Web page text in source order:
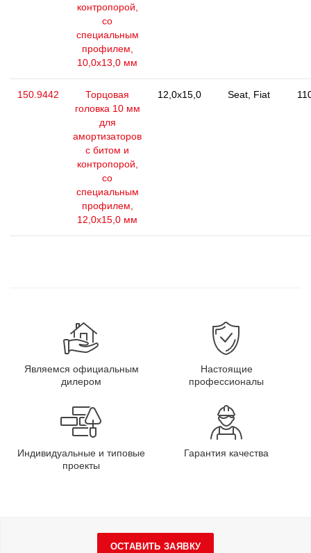
контропорой,
со
специальным
профилем,
10,0х13,0 мм
150.9442
Торцовая
головка 10 мм
для
амортизаторов
с битом и
контропорой,
со
специальным
профилем,
12,0х15,0 мм
12,0x15,0 Seat, Fiat
Являемся официальным
дилером
Настоящие
профессионалы
Индивидуальные и типовые
проекты
Гарантия качества
ОСТАВИТЬ ЗАЯВКУ